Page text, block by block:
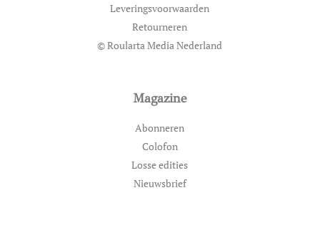
Leveringsvoorwaarden
Retourneren
© Roularta Media Nederland
Magazine
Abonneren
Colofon
Losse edities
Nieuwsbrief